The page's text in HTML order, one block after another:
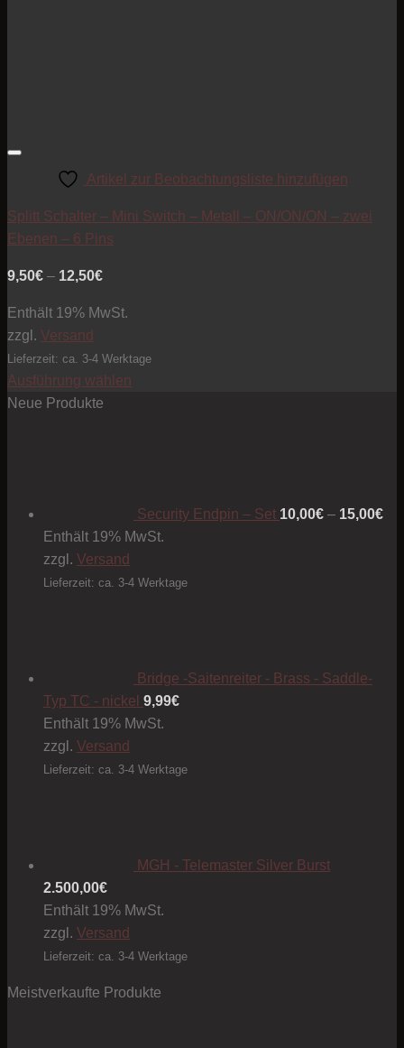
Artikel zur Beobachtungsliste hinzufügen
Splitt Schalter – Mini Switch – Metall – ON/ON/ON – zwei
Ebenen – 6 Pins
9,50€ – 12,50€Preisspanne:
bis
Enthält 19% MwSt.
zzgl. Versand
Lieferzeit: ca. 3-4 Werktage
Ausführung wählen
Dieses
auf.
Optionen
können
werden
Neue Produkte
Security Endpin – Set 10,00€ – 15,00€
Enthält 19% MwSt.
zzgl. Versand
Lieferzeit: ca. 3-4 Werktage
Bridge -Saitenreiter - Brass - Saddle-
Typ TC - nickel 9,99€
Enthält 19% MwSt.
zzgl. Versand
Lieferzeit: ca. 3-4 Werktage
MGH - Telemaster Silver Burst
2.500,00€
Enthält 19% MwSt.
zzgl. Versand
Lieferzeit: ca. 3-4 Werktage
Meistverkaufte Produkte